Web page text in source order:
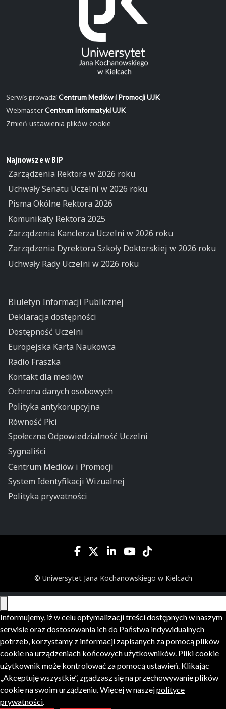
Serwis prowadziCentrum Mediów i Promocji UJK
WebmasterCentrum Informatyki UJK
Zmień ustawienia plików cookie
Najnowsze w BIP
Zarządzenia Rektora w 2026 roku
Uchwały Senatu Uczelni w 2026 roku
Pisma Okólne Rektora 2026
Komunikaty Rektora 2025
Zarządzenia Kanclerza Uczelni w 2026 roku
Zarządzenia Dyrektora Szkoły Doktorskiej w 2026 roku
Uchwały Rady Uczelni w 2026 roku
Biuletyn Informacji Publicznej
Deklaracja dostępności
Dostępność Uczelni
Europejska Karta Naukowca
Radio Fraszka
Kontakt dla mediów
Ochrona danych osobowych
Polityka antykorupcyjna
Równość Płci
Społeczna Odpowiedzialność Uczelni
Sygnaliści
Centrum Mediów i Promocji
System Identyfikacji Wizualnej
Polityka prywatności
© Uniwersytet Jana Kochanowskiego w Kielcach
Informujemy, iż w celu optymalizacji treści dostępnych w naszym
serwisie oraz dostosowania ich do Państwa indywidualnych
potrzeb, korzystamy z informacji zapisanych za pomocą plików
cookie na urządzeniach końcowych użytkowników. Pliki cookie
użytkownik może kontrolować za pomocą ustawień. Klikając
„Akceptuję wszystkie”, zgadzasz się na przechowywanie plików
cookie na swoim urządzeniu. Więcej w naszejpolityce
prywatności.